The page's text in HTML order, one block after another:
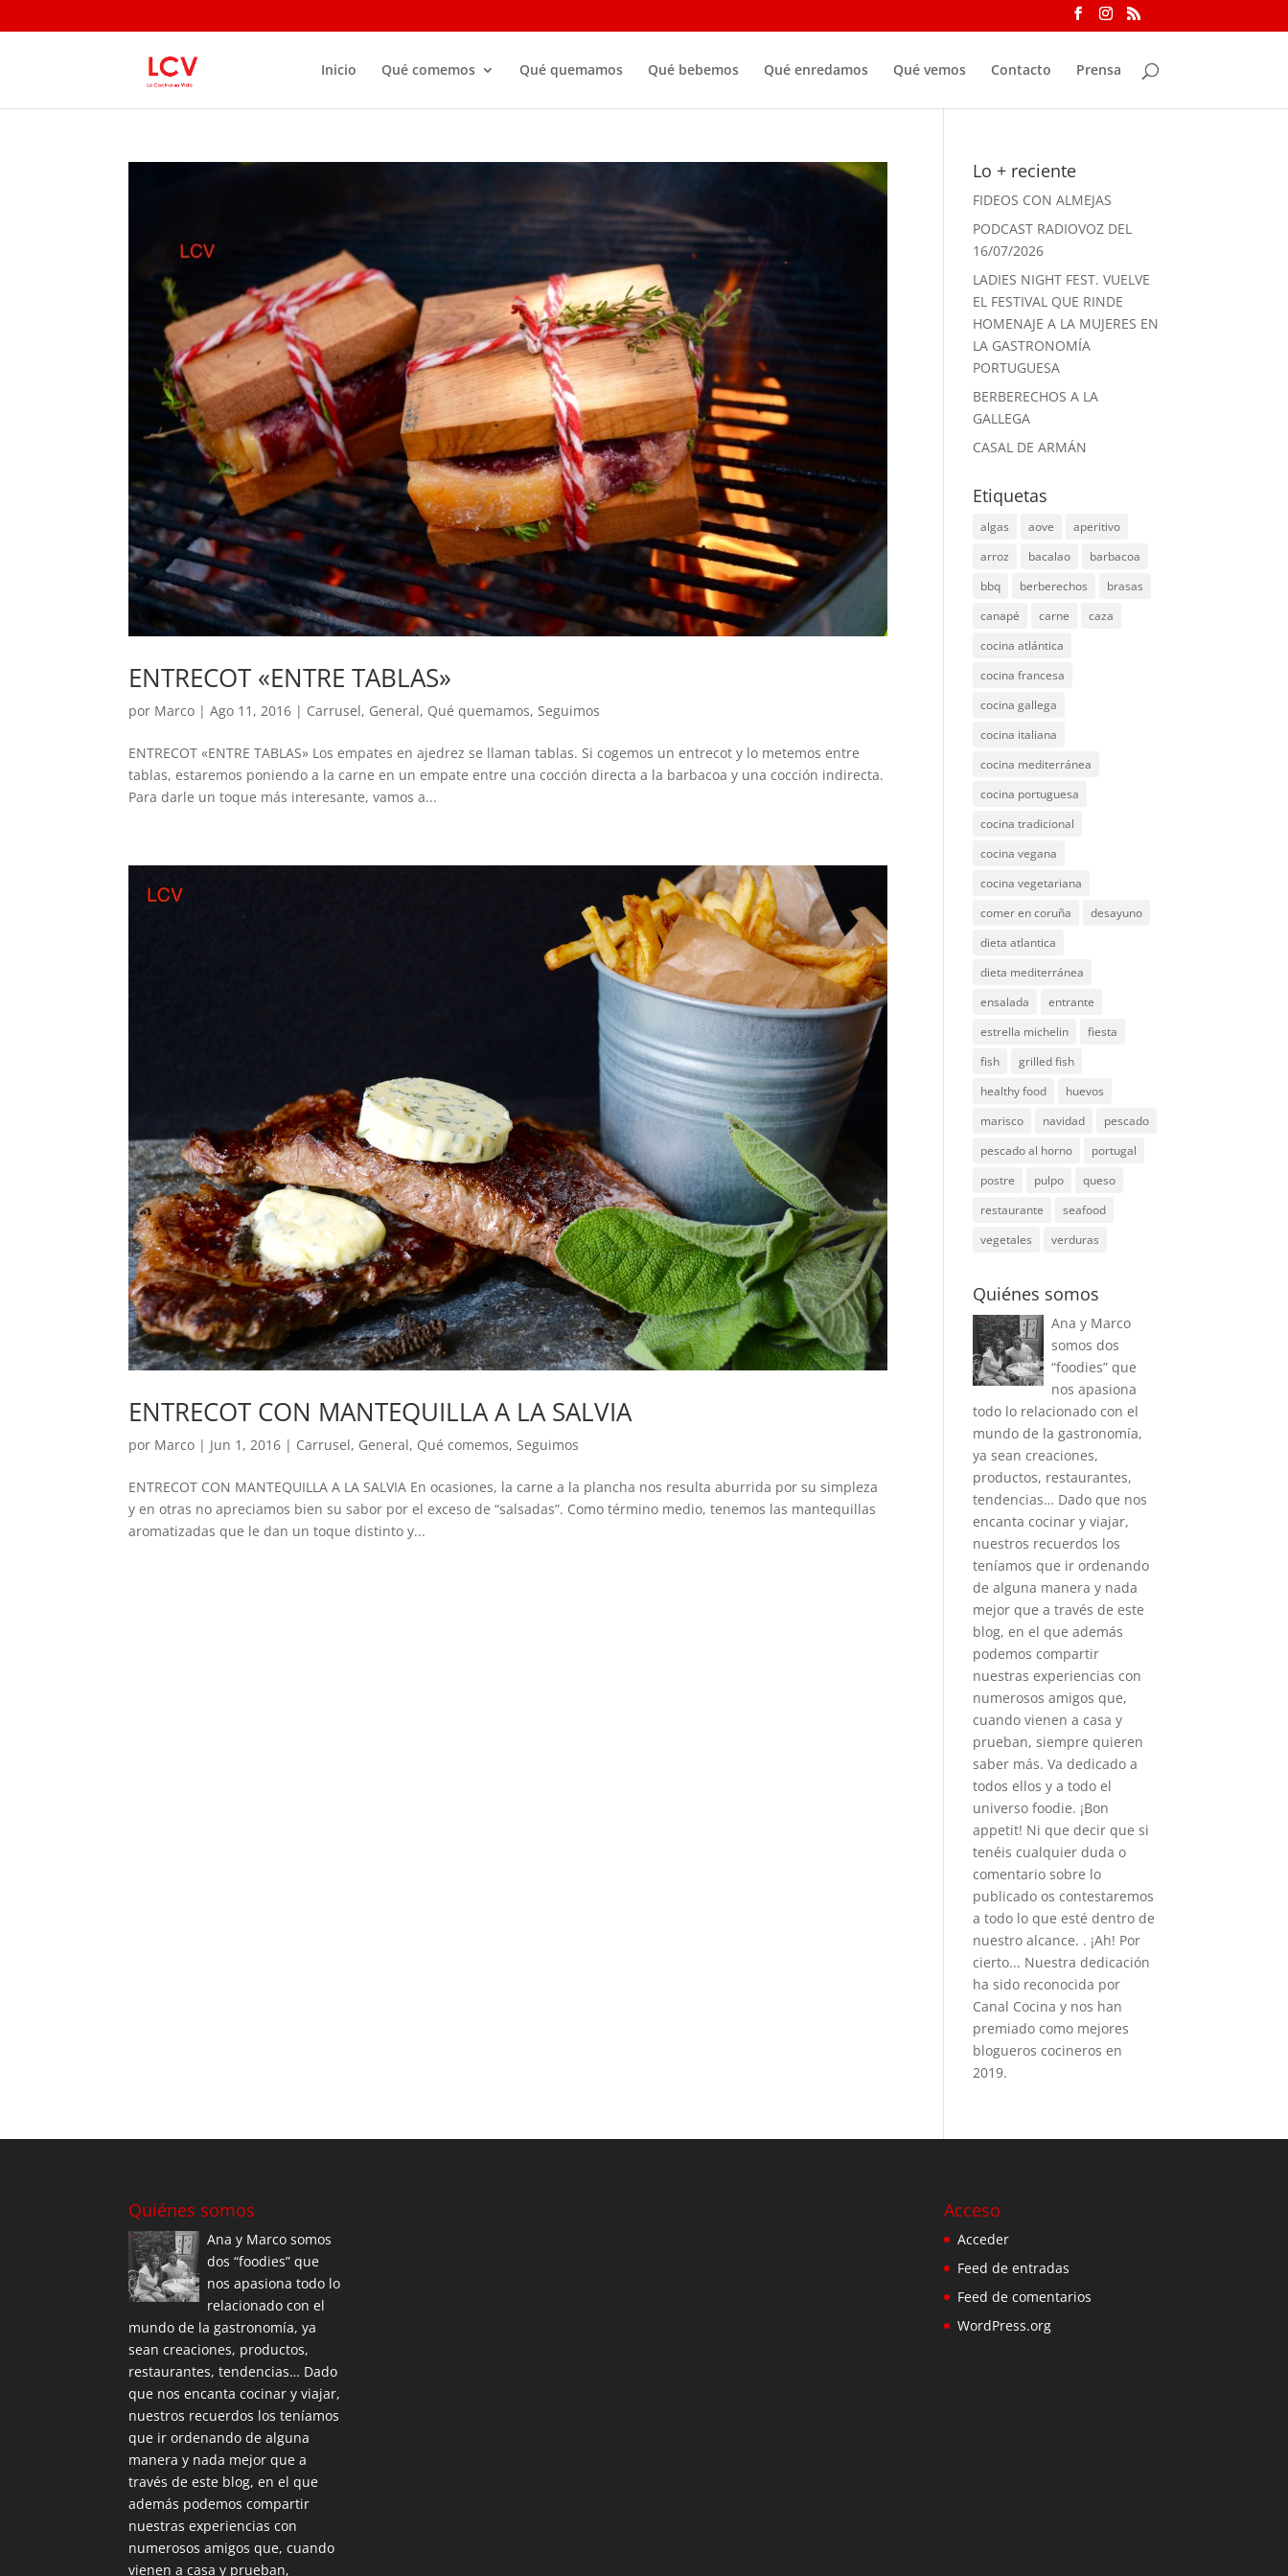
Inicio Qué comemos Qué quemamos Qué bebemos Qué enredamos Qué vemos Contacto Prensa
ENTRECOT «ENTRE TABLAS»
por Marco |Ago 11, 2016 | Carrusel, General, Qué quemamos, Seguimos
ENTRECOT «ENTRE TABLAS» Los empates en ajedrez se llaman tablas. Si cogemos un entrecot y lo metemos entre
tablas, estaremos poniendo a la carne en un empate entre una cocción directa a la barbacoa y una cocción indirecta.
Para darle un toque más interesante, vamos a...
ENTRECOT CON MANTEQUILLA A LA SALVIA
por Marco | Jun 1, 2016 | Carrusel, General, Qué comemos,Seguimos
ENTRECOT CON MANTEQUILLA A LA SALVIA En ocasiones, la carne a la plancha nos resulta aburrida por su simpleza
y en otras no apreciamos bien su sabor por el exceso de “salsadas”. Como término medio, tenemos las mantequillas
aromatizadas que le dan un toque distinto y...
Lo + reciente
FIDEOS CON ALMEJAS
PODCAST RADIOVOZ DEL
16/07/2026
LADIES NIGHT FEST. VUELVE
EL FESTIVAL QUE RINDE
HOMENAJE A LA MUJERES EN
LA GASTRONOMÍA
PORTUGUESA
BERBERECHOS A LA
GALLEGA
CASAL DE ARMÁN
Etiquetas
algas aove
aperitivo
arroz
bacalao
barbacoa
bbq
berberechos
brasas
canapé
carne
caza
cocina atlántica
cocina francesa
cocina gallega
cocina italiana
cocina mediterránea
cocina portuguesa
cocina tradicional
cocina vegana
cocina vegetariana
comer en coruña
desayuno
dieta atlantica
dieta mediterránea
ensalada
entrante
estrella michelin
fiesta
fish
grilled fish
healthy food
huevos
marisco
navidad
pescado
pescado al horno
portugal
postre
pulpo
queso
restaurante
seafood
vegetales
verduras
Quiénes somos
Ana y Marco
somos dos
“foodies” que
nos apasiona
todo lo relacionado con el
mundo de la gastronomía,
ya sean creaciones,
productos, restaurantes,
tendencias… Dado que nos
encanta cocinar y viajar,
nuestros recuerdos los
teníamos que ir ordenando
de alguna manera y nada
mejor que a través de este
blog, en el que además
podemos compartir
nuestras experiencias con
numerosos amigos que,
cuando vienen a casa y
prueban, siempre quieren
saber más. Va dedicado a
todos ellos y a todo el
universo foodie. ¡Bon
appetit! Ni que decir que si
tenéis cualquier duda o
comentario sobre lo
publicado os contestaremos
a todo lo que esté dentro de
nuestro alcance. . ¡Ah! Por
cierto... Nuestra dedicación
ha sido reconocida por
Canal Cocina y nos han
premiado como mejores
blogueros cocineros en
2019.
Quiénes somos
Ana y Marco somos
dos “foodies” que
nos apasiona todo lo
relacionado con el
mundo de la gastronomía, ya
sean creaciones, productos,
restaurantes, tendencias… Dado
que nos encanta cocinar y viajar,
nuestros recuerdos los teníamos
que ir ordenando de alguna
manera y nada mejor que a
través de este blog, en el que
además podemos compartir
nuestras experiencias con
numerosos amigos que, cuando
vienen a casa y prueban,
Acceso
Acceder
Feed de entradas
Feed de comentarios
WordPress.org